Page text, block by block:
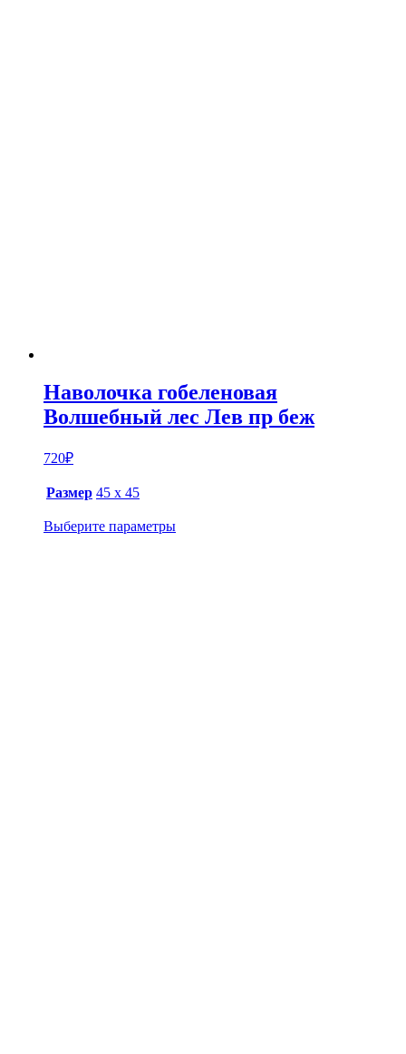
Наволочка гобеленовая
Волшебный лес Лев пр беж
720₽
Размер 45 х 45
Выберите параметры